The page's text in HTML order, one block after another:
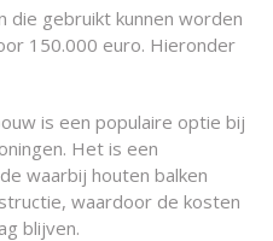
die gebruikt kunnen worden
150.000 euro. Hieronder
is een populaire optie bij
Het is een
waarbij houten balken
waardoor de kosten
blijven.